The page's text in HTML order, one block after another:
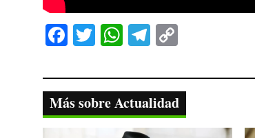
Fa
bo
ok
T
tte
r
W
ts
A
pp
Te
gr
a
m
y
Li
nk
Más sobre Actualidad